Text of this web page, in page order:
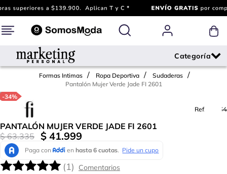
Formas Intimas Ropa Deportiva
Sudaderas
Pantalón Mujer Verde Jade FI 2601
-34%
Ref.
727134
PANTALÓN MUJER VERDE JADE FI 2601
$ 63.335 $ 41.999
(1)